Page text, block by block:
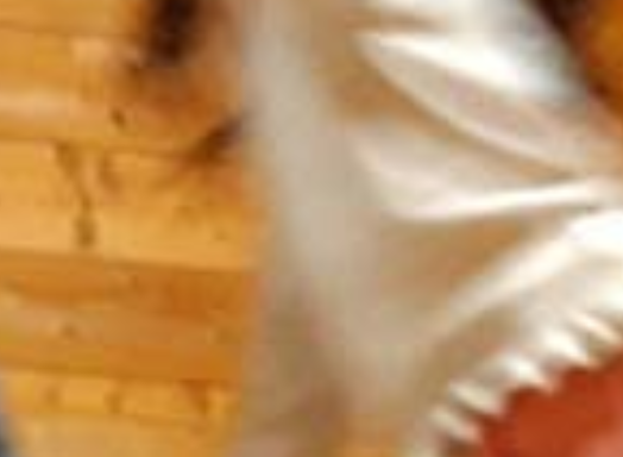
ITALIA